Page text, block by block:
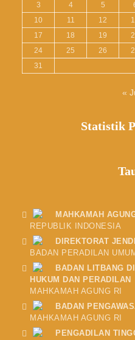
3
4 5
10
11 12
17
18 19
24
25 26
31
«
Statistik
MAHKAMAH
REPUBLIK INDONESIA
DIREKTORAT
BADAN PERADILAN
BADAN LITBANG
HUKUM DAN PERADILAN
MAHKAMAH AGUNG RI
BADAN
MAHKAMAH AGUNG RI
PENGADILAN